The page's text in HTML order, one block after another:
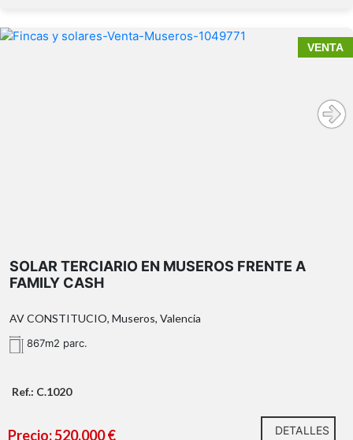
VENTA
SOLAR TERCIARIO EN MUSEROS FRENTE A
FAMILY CASH
AV CONSTITUCIO, Museros, Valencia
867m2 parc.
Ref.: C.1020
Precio: 520.000 € DETALLES